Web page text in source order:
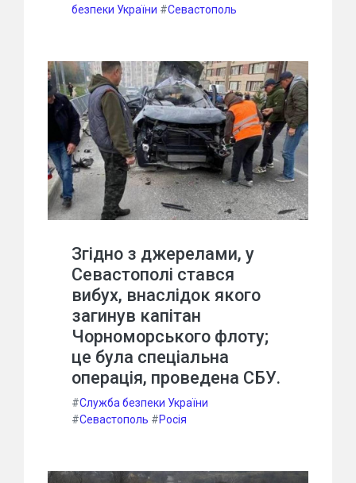
безпеки України #Севастополь
Згідно з джерелами, у
Севастополі стався
вибух, внаслідок якого
загинув капітан
Чорноморського флоту;
це була спеціальна
операція, проведена СБУ.
#Служба безпеки України
#Севастополь #Росія